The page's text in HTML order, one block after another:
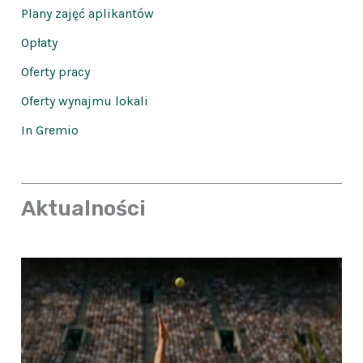
Plany zajęć aplikantów
Opłaty
Oferty pracy
Oferty wynajmu lokali
In Gremio
Aktualności